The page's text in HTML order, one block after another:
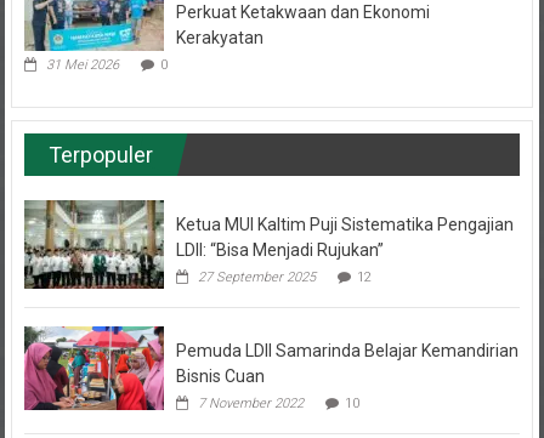
Perkuat Ketakwaan dan Ekonomi
Kerakyatan
31 Mei 2026 0
Terpopuler
Ketua MUI Kaltim Puji Sistematika Pengajian
LDII: “Bisa Menjadi Rujukan”
27 September 2025 12
Pemuda LDII Samarinda Belajar Kemandirian
Bisnis Cuan
7 November 2022 10